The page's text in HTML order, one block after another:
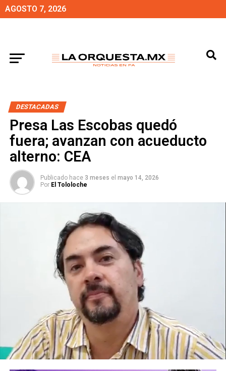
AGOSTO 7, 2026
DESTACADAS
Presa Las Escobas quedó
fuera; avanzan con acueducto
alterno: CEA
Publicado hace 3 meses el mayo 14, 2026
Por El Tololoche